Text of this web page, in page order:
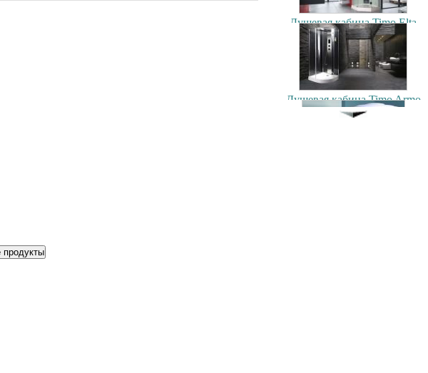
90x90см
79300.00 руб.
Душевая кабина Timo Armo
90x90см
103500.00 руб.